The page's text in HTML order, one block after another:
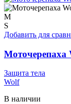
M
S
Добавить для
Моточерепаха
Защита тела
Wolf
В наличии